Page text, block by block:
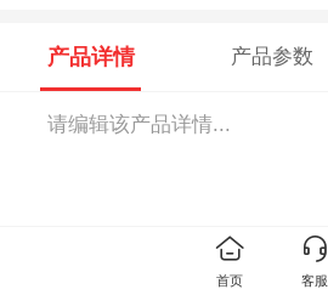
产品详情 产品参数
请编辑该产品详情...
首页 客服